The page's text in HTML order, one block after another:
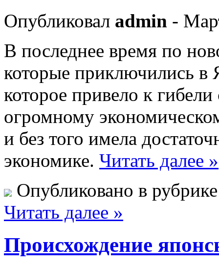
Опубликовал admin -
В последнее время по
которые приключились
которое привело к
огромному
и без того имела
экономике. Читать далее »
Опубликовано в
Читать далее »
Происхождение